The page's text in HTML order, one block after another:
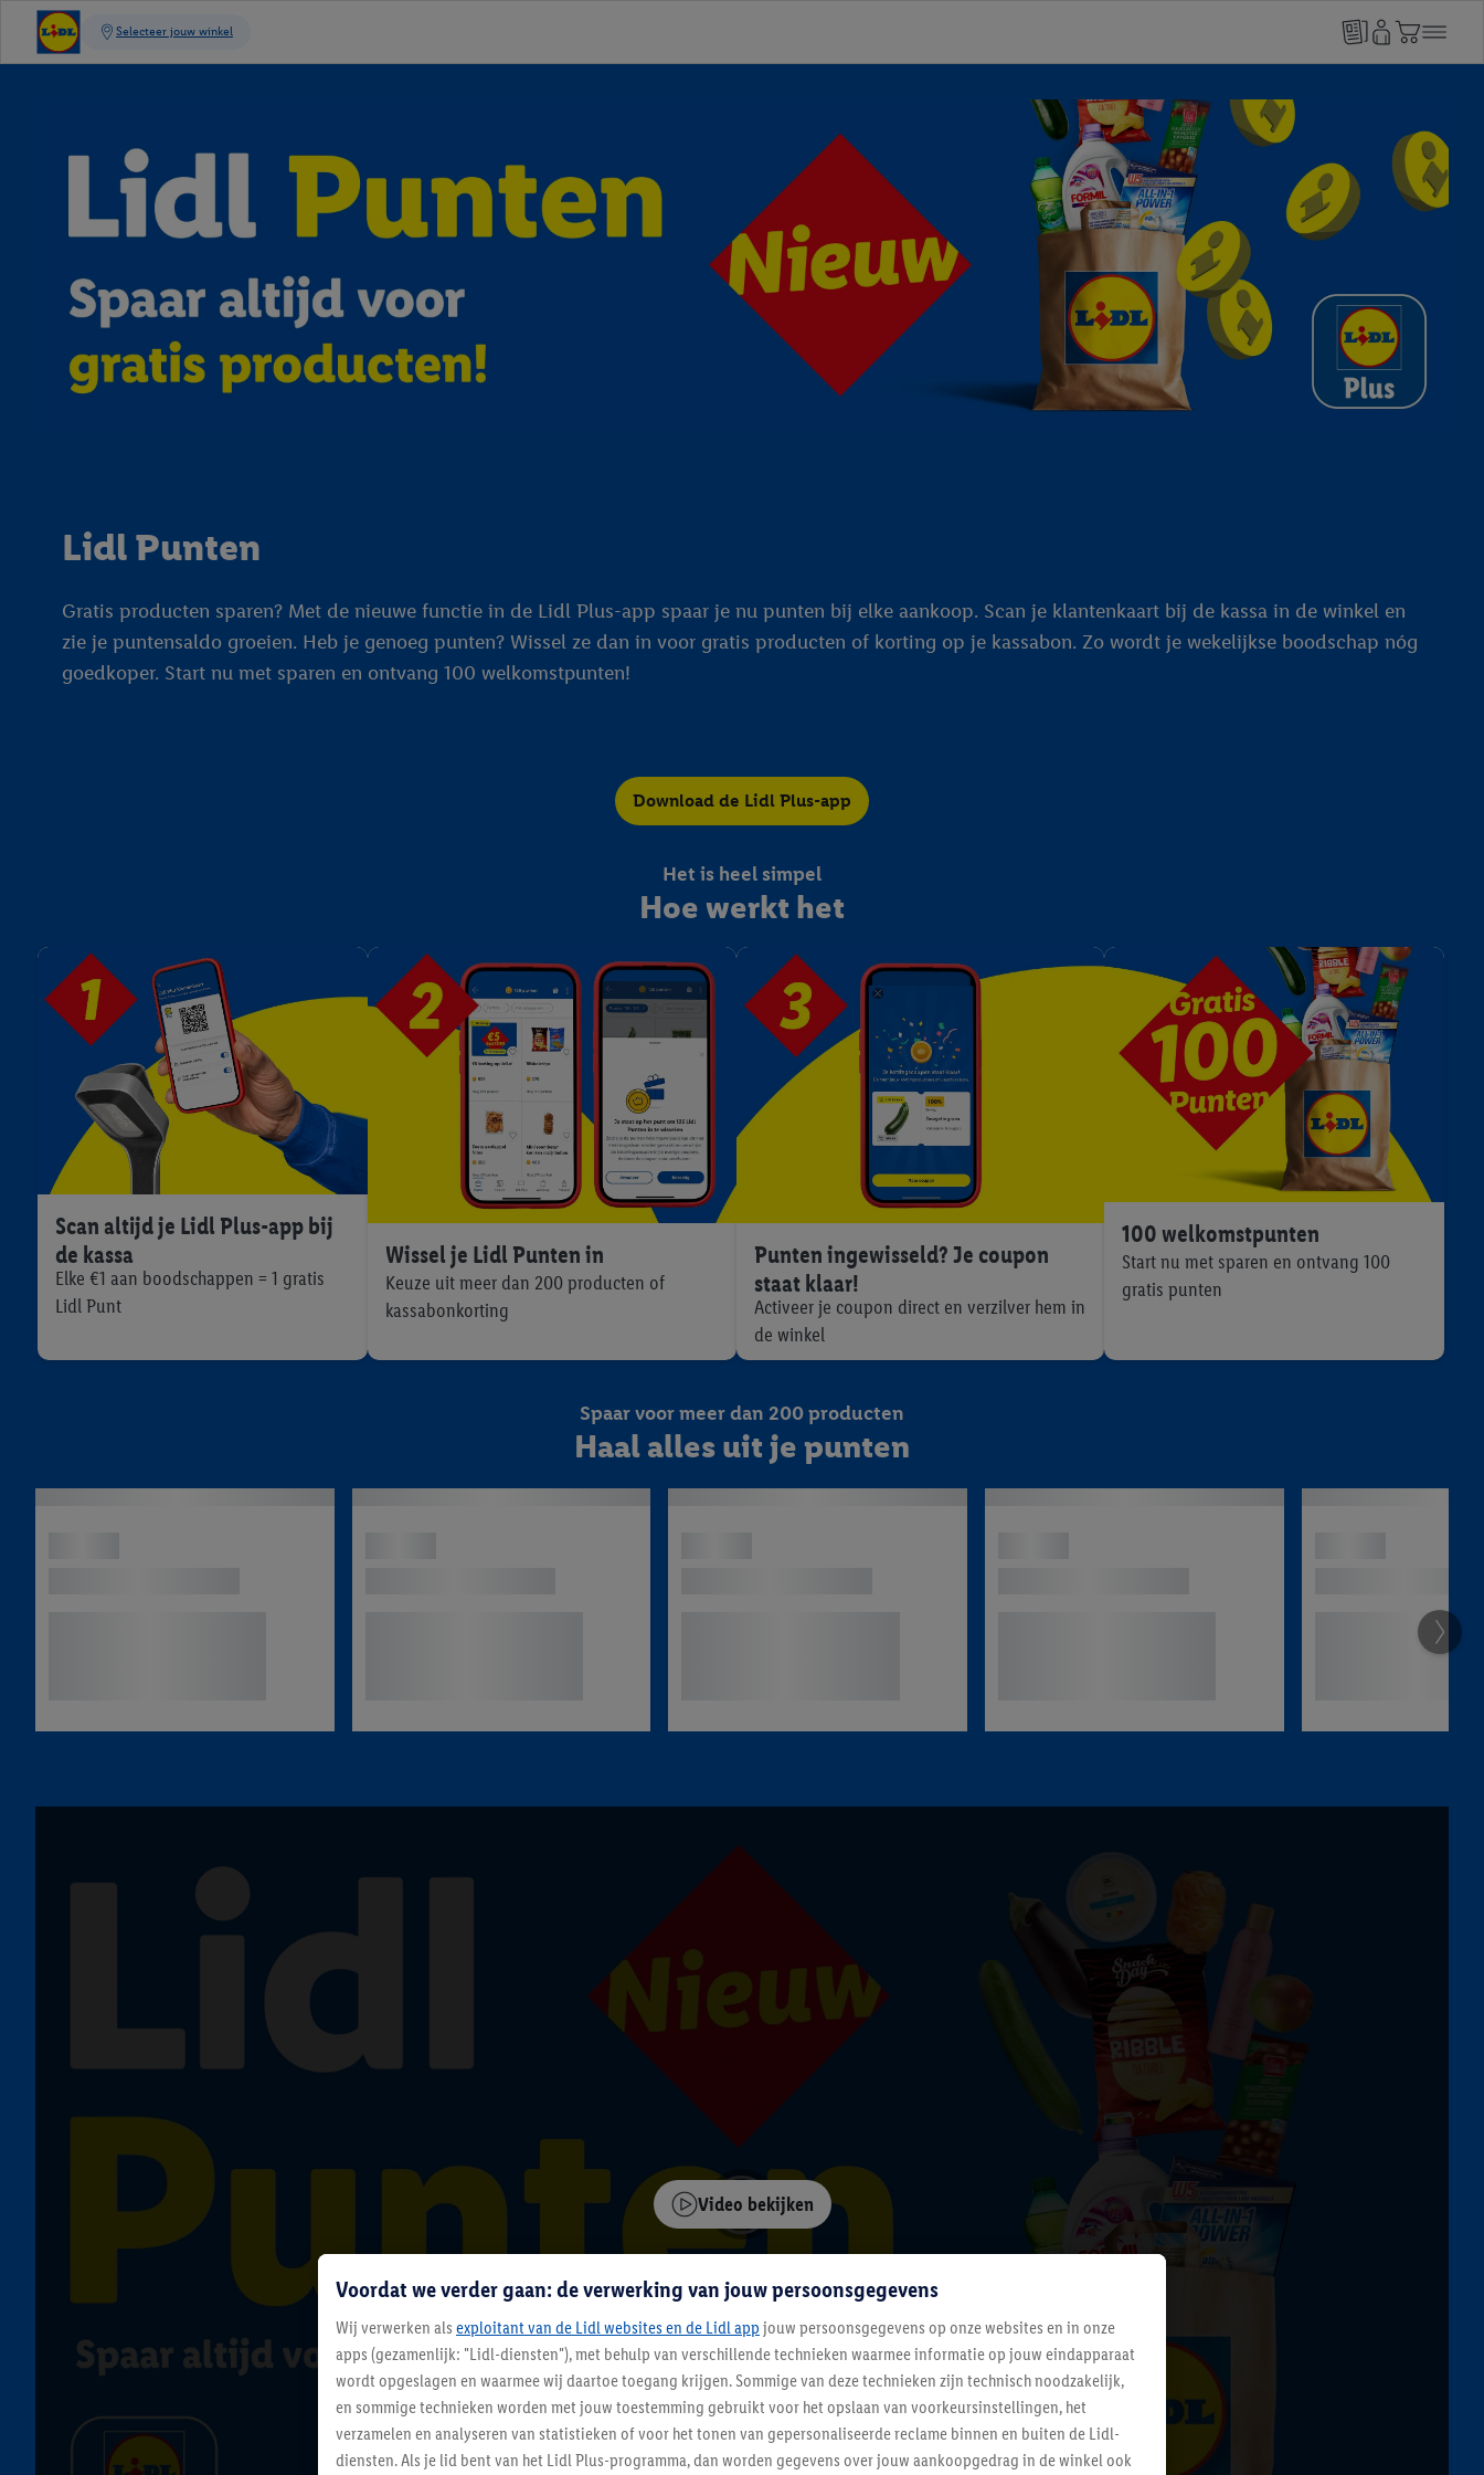
Lidl Punten
Gratis producten sparen? Met de nieuwe functie in de Lidl Plus-app spaar je nu punten bij elke aankoop. Scan je klantenkaart bij de kassa in de winkel en
zie je puntensaldo groeien. Heb je genoeg punten? Wissel ze dan in voor gratis producten of korting op je kassabon. Zo wordt je wekelijkse boodschap nóg
goedkoper. Start nu met sparen en ontvang 100 welkomstpunten!
Download de Lidl Plus-app
Het is heel simpel
Hoe werkt het
Scan altijd je Lidl Plus-app bij
de kassa
Elke €1 aan boodschappen = 1 gratis
Lidl Punt
Wissel je Lidl Punten in
Keuze uit meer dan 200 producten of
kassabonkorting
Punten ingewisseld? Je coupon
staat klaar!
Activeer je coupon direct en verzilver hem in
de winkel
100 welkomstpunten
Start nu met sparen en ontvang 100
gratis punten
Spaar voor meer dan 200 producten
Haal alles uit je punten
Video bekijken
Voordat we verder gaan: de verwerking van jouw persoonsgegevens
Wij verwerken als exploitant van de Lidl websites en de Lidl app jouw persoonsgegevens op onze websites en in onze
apps (gezamenlijk: "Lidl-diensten"), met behulp van verschillende technieken waarmee informatie op jouw eindapparaat
wordt opgeslagen en waarmee wij daartoe toegang krijgen. Sommige van deze technieken zijn technisch noodzakelijk,
en sommige technieken worden met jouw toestemming gebruikt voor het opslaan van voorkeursinstellingen, het
verzamelen en analyseren van statistieken of voor het tonen van gepersonaliseerde reclame binnen en buiten de Lidl-
diensten. Als je lid bent van het Lidl Plus-programma, dan worden gegevens over jouw aankoopgedrag in de winkel ook